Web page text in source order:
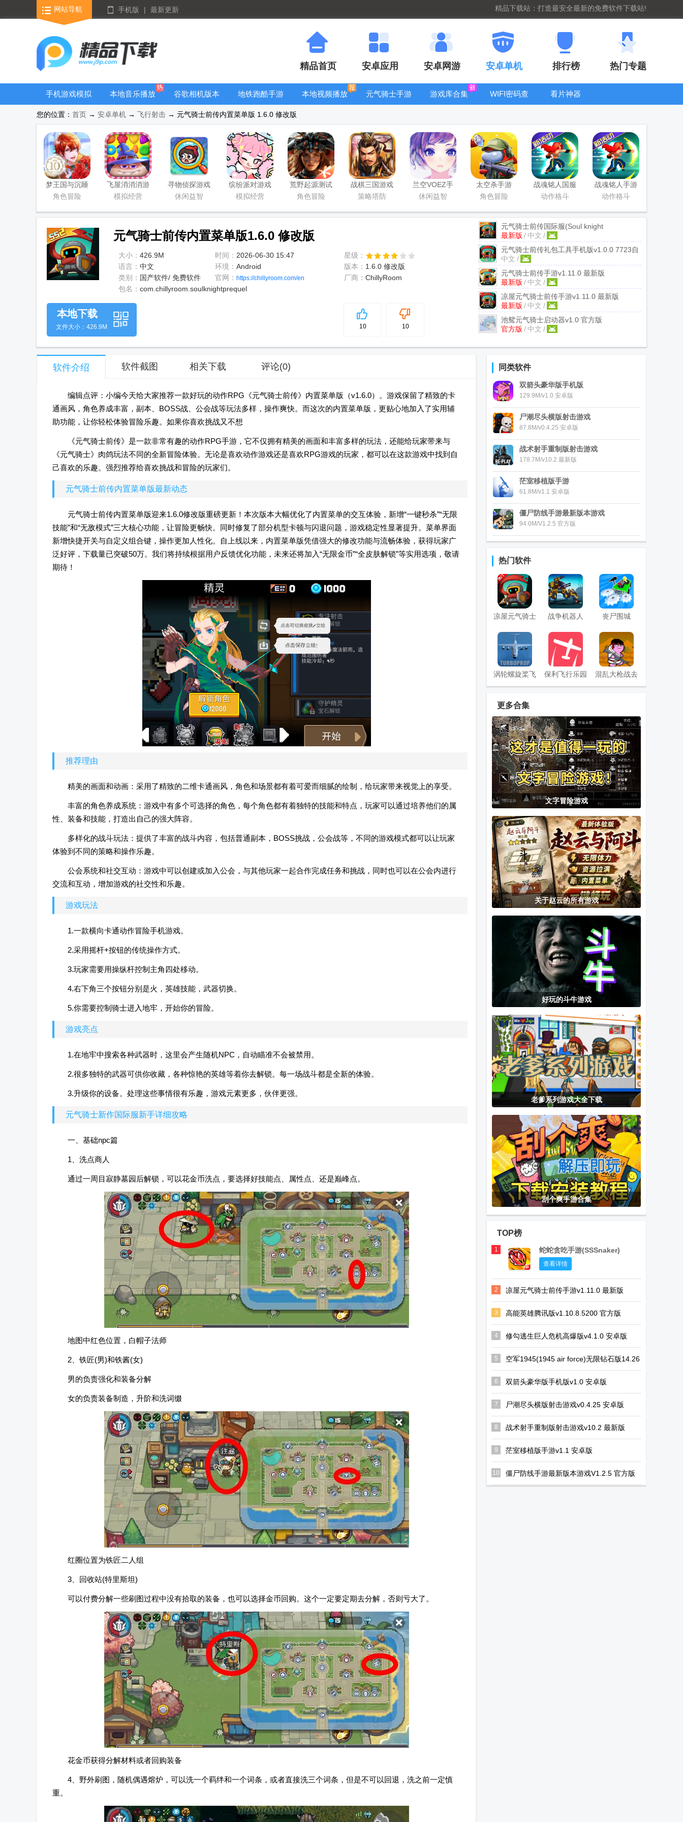
网站导航 手机版 | 最新更新 精品下载站：打造最安全最新的免费软件下载站!
精品首页 安卓应用 安卓网游 安卓单机 排行榜 热门专题
手机游戏模拟
器安卓版合集
本地音乐播放
谷歌相机版本
大全
地铁跑酷手游
本地视频播放
元气骑士手游
游戏库合集
WIFI密码查
看片神器
全
您的位置： 首页 → 安卓单机 → 飞行射击 → 元气骑士前传内置菜单版 1.6.0 修改版
梦王国与沉睡
的100王子安
角色冒险
飞屋消消消游
戏官方下载
模拟经营
寻物侦探游戏
休闲益智
缤纷派对游戏
模拟经营
荒野起源测试
服
角色冒险
战棋三国游戏
单机版
策略塔防
兰空VOEZ手
游
休闲益智
太空杀手游
角色冒险
战魂铭人国服
联机版
Legends)
动作格斗
战魂铭人手游
九游版
动作格斗
元气骑士前传内置菜单版1.6.0 修改版
大小： 426.9M 时间： 2026-06-30 15:47
星级：
语言： 中文 环境： Android 版本： 1.6.0 修改版
类别： 国产软件/ 免费软件 官网： https://chillyroom.com/en 厂商： ChillyRoom
包名： com.chillyroom.soulknightprequel
元气骑士前传国际服(Soul knight
Prequel)v1.9.0 谷歌最新版
最新版 / 中文 /
元气骑士前传礼包工具手机版v1.0.0 7723自
制版
中文 /
元气骑士前传手游v1.11.0 最新版
最新版 / 中文 /
凉屋元气骑士前传手游v1.11.0 最新版
最新版 / 中文 /
池鸳元气骑士启动器v1.0 官方版
官方版 / 中文 /
5
10 10
本地下载
文件大小：426.9M
软件介绍 软件截图 相关下载 评论(0)
编辑点评：小编今天给大家推荐一款好玩的动作RPG《元气骑士前传》内置菜单版（v1.6.0）。游戏保留了精致的卡
通画风，角色养成丰富，副本、BOSS战、公会战等玩法多样，操作爽快。而这次的内置菜单版，更贴心地加入了实用辅
助功能，让你轻松体验冒险乐趣。如果你喜欢挑战又不想
《元气骑士前传》是一款非常有趣的动作RPG手游，它不仅拥有精美的画面和丰富多样的玩法，还能给玩家带来与
《元气骑士》肉鸽玩法不同的全新冒险体验。无论是喜欢动作游戏还是喜欢RPG游戏的玩家，都可以在这款游戏中找到自
己喜欢的乐趣。强烈推荐给喜欢挑战和冒险的玩家们。
元气骑士前传内置菜单版最新动态
元气骑士前传内置菜单版迎来1.6.0修改版重磅更新！本次版本大幅优化了内置菜单的交互体验，新增“一键秒杀”“无限
技能”和“无敌模式”三大核心功能，让冒险更畅快。同时修复了部分机型卡顿与闪退问题，游戏稳定性显著提升。菜单界面
新增快捷开关与自定义组合键，操作更加人性化。自上线以来，内置菜单版凭借强大的修改功能与流畅体验，获得玩家广
泛好评，下载量已突破50万。我们将持续根据用户反馈优化功能，未来还将加入“无限金币”“全皮肤解锁”等实用选项，敬请
期待！
推荐理由
精美的画面和动画：采用了精致的二维卡通画风，角色和场景都有着可爱而细腻的绘制，给玩家带来视觉上的享受。
丰富的角色养成系统：游戏中有多个可选择的角色，每个角色都有着独特的技能和特点，玩家可以通过培养他们的属
性、装备和技能，打造出自己的强大阵容。
多样化的战斗玩法：提供了丰富的战斗内容，包括普通副本，BOSS挑战，公会战等，不同的游戏模式都可以让玩家
体验到不同的策略和操作乐趣。
公会系统和社交互动：游戏中可以创建或加入公会，与其他玩家一起合作完成任务和挑战，同时也可以在公会内进行
交流和互动，增加游戏的社交性和乐趣。
游戏玩法
1.一款横向卡通动作冒险手机游戏。
2.采用摇杆+按钮的传统操作方式。
3.玩家需要用操纵杆控制主角四处移动。
4.右下角三个按钮分别是火，英雄技能，武器切换。
5.你需要控制骑士进入地牢，开始你的冒险。
游戏亮点
1.在地牢中搜索各种武器时，这里会产生随机NPC，自动瞄准不会被禁用。
2.很多独特的武器可供你收藏，各种惊艳的英雄等着你去解锁。每一场战斗都是全新的体验。
3.升级你的设备。处理这些事情很有乐趣，游戏元素更多，伙伴更强。
元气骑士新作国际服新手详细攻略
一、基础npc篇
1、洗点商人
通过一周目寂静墓园后解锁，可以花金币洗点，要选择好技能点、属性点、还是巅峰点。
地图中红色位置，白帽子法师
2、铁匠(男)和铁酱(女)
男的负责强化和装备分解
女的负责装备制造，升阶和洗词缀
红圈位置为铁匠二人组
3、回收站(特里斯坦)
可以付费分解一些刷图过程中没有拾取的装备，也可以选择金币回购。这个一定要定期去分解，否则亏大了。
花金币获得分解材料或者回购装备
4、野外刷图，随机偶遇熔炉，可以洗一个羁绊和一个词条，或者直接洗三个词条，但是不可以回退，洗之前一定慎
重。
同类软件
双箭头豪华版手机版
129.9M/v1.0 安卓版
尸潮尽头横版射击游戏
87.8M/v0.4.25 安卓版
战术射手重制版射击游戏
178.7M/v10.2 最新版
茫室移植版手游
61.8M/v1.1 安卓版
僵尸防线手游最新版本游戏
94.0M/V1.2.5 官方版
热门软件
凉屋元气骑士
前传手游
战争机器人
War Robots国
际版
丧尸围城
ZMachine游
戏无限货币版
涡轮螺旋桨飞
行模拟器3D完
整免费版
保利飞行乐园
手游(Poly
混乱大枪战去
广告版
steelrush钢铁
冲刺免费版
完美刺客
最富枪王免广
告版
Sudoku数独游
戏无广告版
猫猫旅行社欢
迎你完结版游
戏
老爹的披萨店
togo大量货币
版
phigros模拟器
(REPhityOS)
疯狂保卫战官
方正版
燃烧的蔬菜最
新内置修改版
特技冲刺游戏
无限金币版
女.装山脉手机
游戏汉化版
美.少.女万华
镜1手机版
更多合集
文字冒险游戏
关于赵云的所有游戏
好玩的斗牛游戏
老爹系列游戏大全下载
刮个爽手游合集
TOP榜
1 蛇蛇贪吃手游(SSSnaker)
查看详情
2 凉屋元气骑士前传手游v1.11.0 最新版
3 高能英雄腾讯版v1.10.8.5200 官方版
4 修勾逃生巨人危机高爆版v4.1.0 安卓版
5
空军1945(1945 air force)无限钻石版14.26
最新版
6 双箭头豪华版手机版v1.0 安卓版
7 尸潮尽头横版射击游戏v0.4.25 安卓版
8 战术射手重制版射击游戏v10.2 最新版
9 茫室移植版手游v1.1 安卓版
10 僵尸防线手游最新版本游戏V1.2.5 官方版